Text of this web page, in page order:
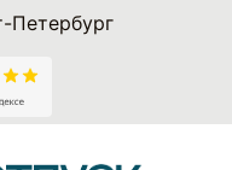
Петербург